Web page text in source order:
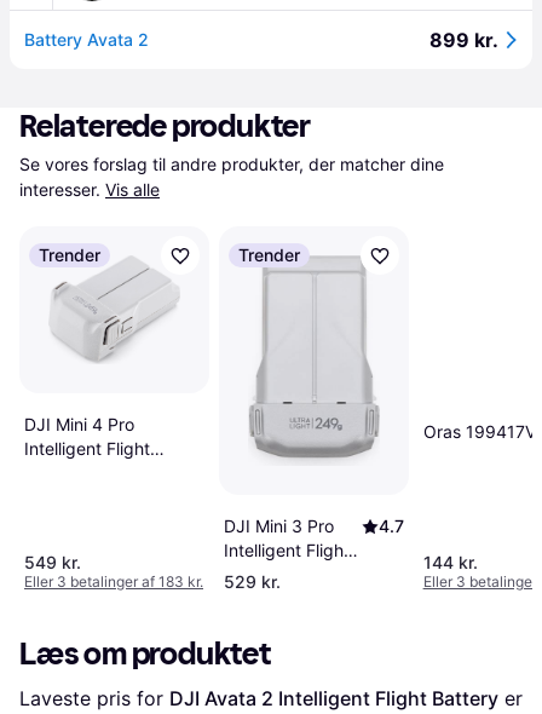
Battery Avata 2 899 kr.
Relaterede produkter
Se vores forslag til andre produkter, der matcher dine
interesser. Vis alle
Trender
DJI Mini 4 Pro
Intelligent Flight
549 kr.
Eller 3 betalinger af 183 kr.
Trender
DJI Mini 3 Pro
Intelligent Flight
Battery
4.7
529 kr.
Oras 199417V
144 kr.
Eller 3 betalinger
Læs om produktet
Laveste pris for DJI Avata 2 Intelligent Flight Battery